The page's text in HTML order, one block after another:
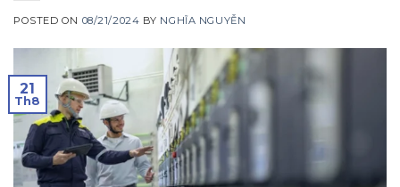
POSTED ON 08/21/2024 BY NGHĨA NGUYỄN
21
Th8